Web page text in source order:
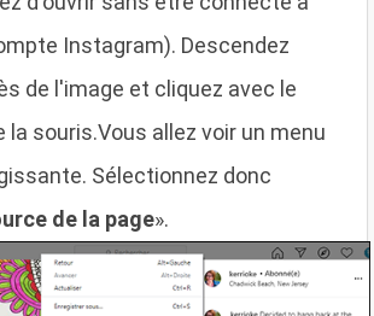
Instagram). Descendez
de l'image et cliquez avec le
la souris.Vous allez voir un menu
Sélectionnez donc
de la page».